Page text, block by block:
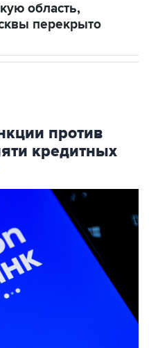
область,
перекрыто
против
кредитных